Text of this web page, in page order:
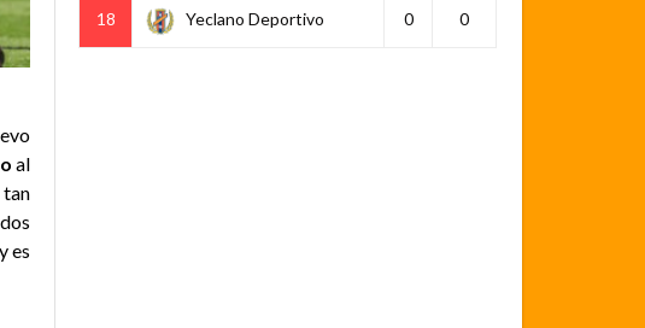
al
es
18 Yeclano Deportivo 0 0